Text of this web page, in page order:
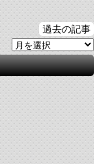
過去の記事